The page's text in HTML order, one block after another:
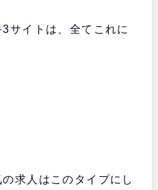
サイトは、全てこれに
求人はこのタイプにし